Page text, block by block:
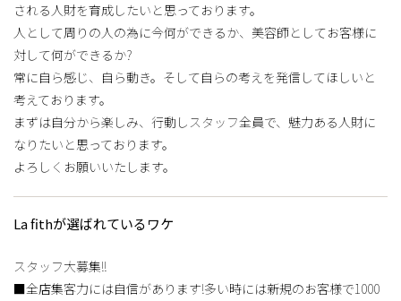
される人財を育成したいと思っております。
人として周りの人の為に今何ができるか、美容師としてお客様に
対して何ができるか?
常に自ら感じ、自ら動き。そして自らの考えを発信してほしいと
考えております。
まずは自分から楽しみ、行動しスタッフ全員で、魅力ある人財に
なりたいと思っております。
よろしくお願いいたします。
La fithが選ばれているワケ
スタッフ大募集!!
■全店集客力には自信があります!多い時には新規のお客様で1000